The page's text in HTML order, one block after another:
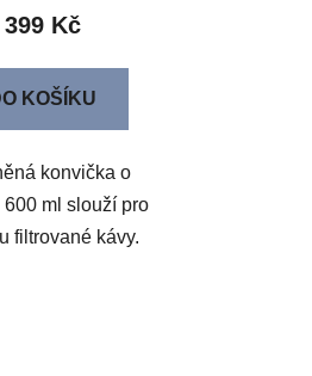
399 Kč
KOŠÍKU
konvička o
ml slouží pro
filtrované kávy.